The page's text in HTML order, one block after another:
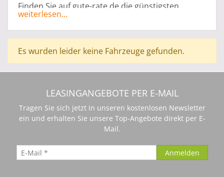
Finden Sie auf gute-rate.de die günstigsten
Leasing Angebote für Kia Optima Leasing ohne
Anzahlung, ganz abgestimmt auf Ihr persönliches
Budget. Sie haben die Möglichkeit Ihren
Traumwagen mit der ohne Anzahlung zu leasen.
Die Angebote für Ihren neuen Traumwagen
Leasing angepasst werden. Alle Angebote
Leasinggeber ist die Herstellerbank.
weiterlesen...
Es wurden leider keine Fahrzeuge gefunden.
LEASINGANGEBOTE PER E-MAIL
Tragen Sie sich jetzt in unseren kostenlosen Newsletter
ein und erhalten Sie unsere Top-Angebote direkt per E-
Mail.